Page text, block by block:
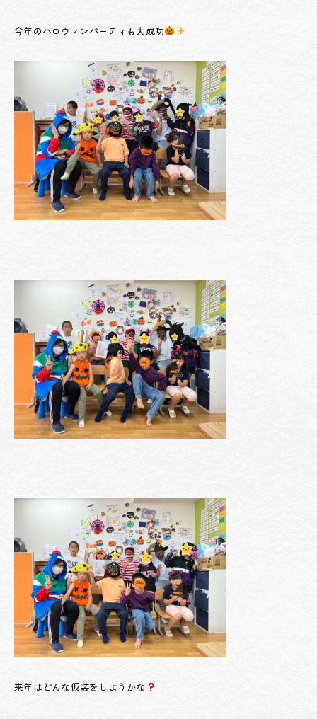
今年のハロウィンパーティも大成功
来年はどんな仮装をしようかな